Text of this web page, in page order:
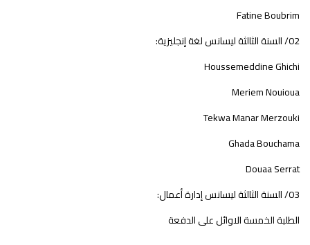
Fatine Boubrim
02/ السنة الثالثة ليسانس لغة إنجليزية:
Houssemeddine Ghichi
Meriem Nouioua
Tekwa Manar Merzouki
Ghada Bouchama
Douaa Serrat
03/ السنة الثالثة ليسانس إدارة أعمال:
الطلبة الخمسة الاوائل على الدفعة